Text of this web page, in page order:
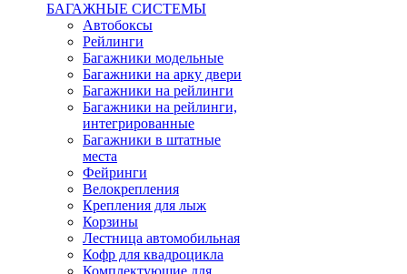
БАГАЖНЫЕ СИСТЕМЫ
Автобоксы
Рейлинги
Багажники модельные
Багажники на арку двери
Багажники на рейлинги
Багажники на рейлинги,
интегрированные
Багажники в штатные
места
Фейринги
Велокрепления
Крепления для лыж
Корзины
Лестница автомобильная
Кофр для квадроцикла
Комплектующие для